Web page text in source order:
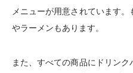
メニューが用意されています
やラーメンもあります。
また、すべての商品にドリン